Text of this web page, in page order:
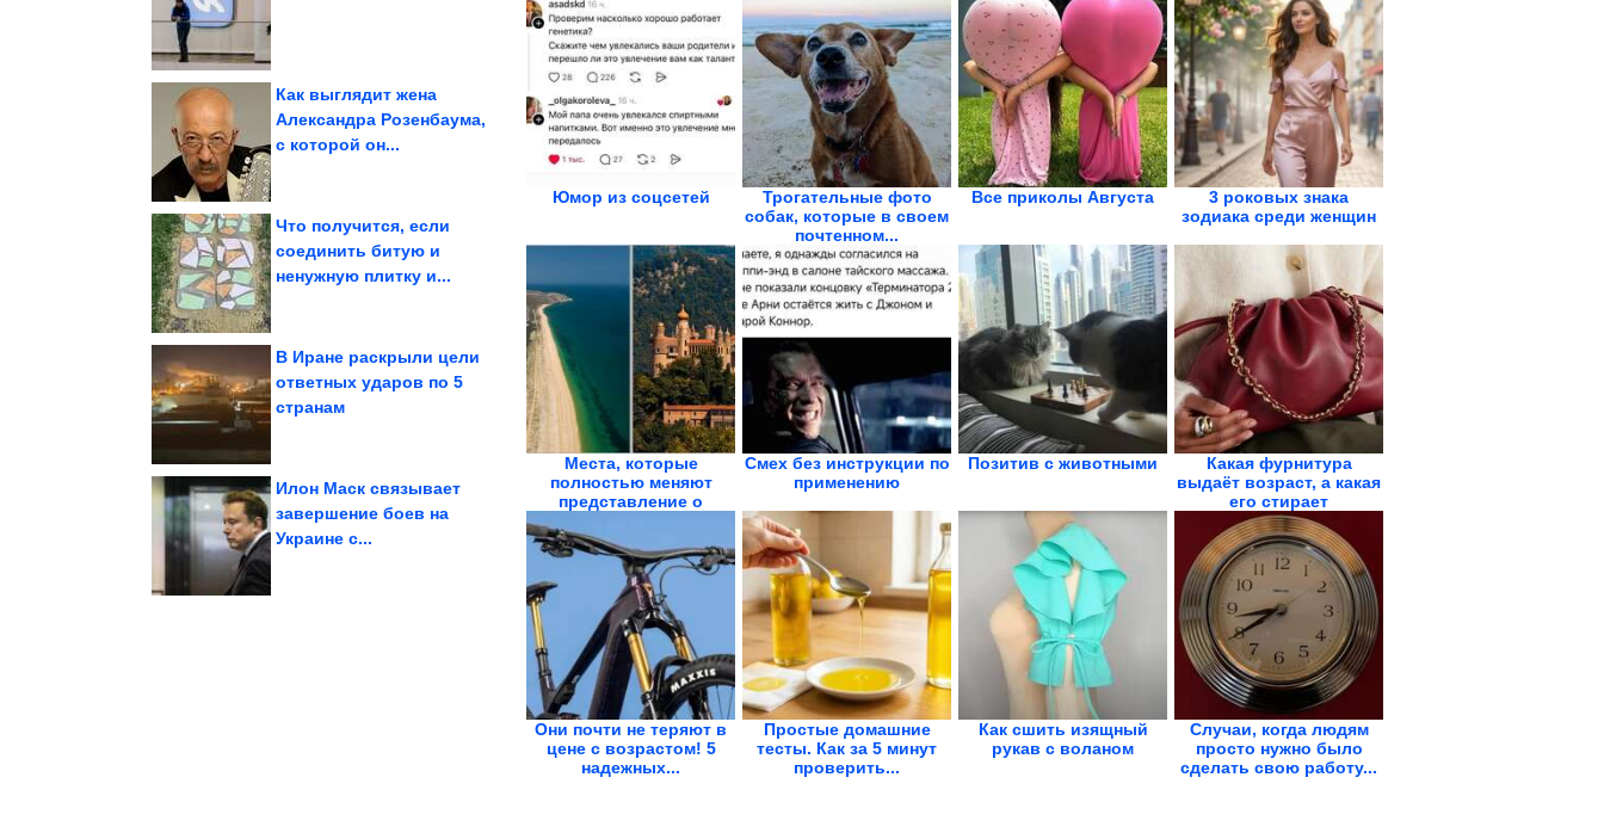
Как выглядит жена
Александра Розенбаума,
с которой он...
Что получится, если
соединить битую и
ненужную плитку и...
В Иране раскрыли цели
ответных ударов по 5
странам
Простые меры, которые
Илон Маск связывает
завершение боев на
Украине с...
Следователи назвали
причину смерти двух
девочек в Туве....
Юмор из соцсетей
Трогательные фото
собак, которые в своем
почтенном...
Все приколы Августа
3 роковых знака
зодиака среди женщин
Места, которые
полностью меняют
представление о
Смех без инструкции по
применению
Позитив с животными
Какая фурнитура
выдаёт возраст, а какая
его стирает
Они почти не теряют в
цене с возрастом! 5
надежных...
Простые домашние
тесты. Как за 5 минут
проверить...
Как сшить изящный
рукав с воланом
Случаи, когда людям
просто нужно было
сделать свою работу...